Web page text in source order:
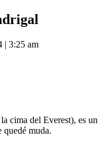
| 3:25 am
cima del Everest), es un
quedé muda.